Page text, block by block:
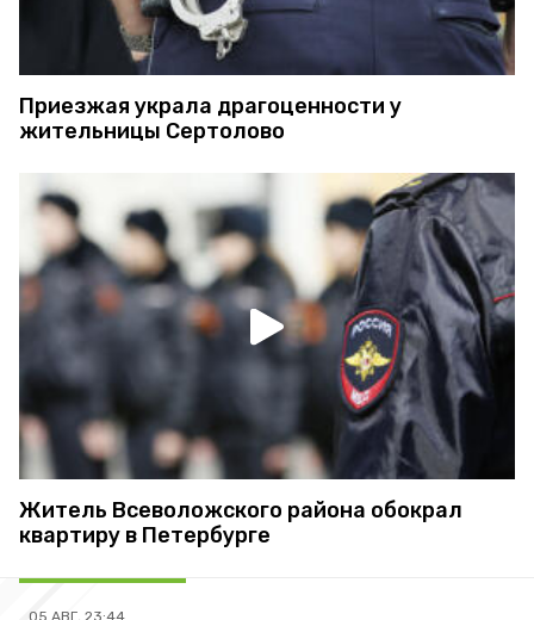
Приезжая украла драгоценности у
жительницы Сертолово
Житель Всеволожского района обокрал
квартиру в Петербурге
05 АВГ, 23:44